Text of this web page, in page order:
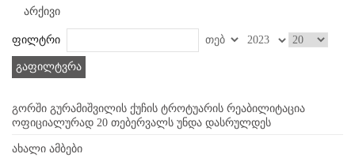
არქივი
ფილტრი
გაფილტვრა
გორში გურამიშვილის ქუჩის ტროტუარის რეაბილიტაცია
ოფიციალურად 20 თებერვალს უნდა დასრულდეს
ახალი ამბები